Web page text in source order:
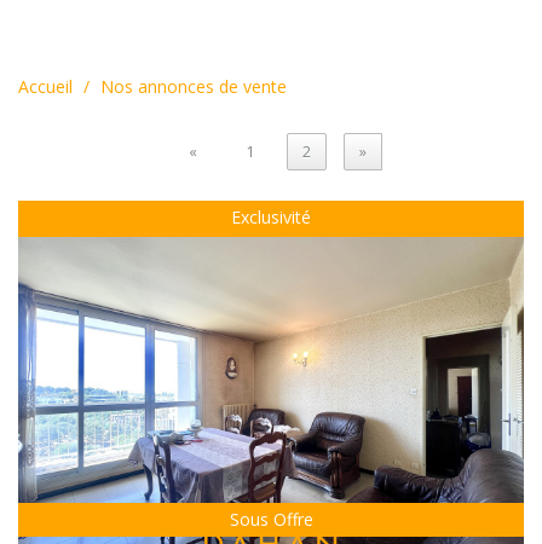
Accueil Nos annonces de vente
« 1 2 »
Sous Offre
Exclusivité